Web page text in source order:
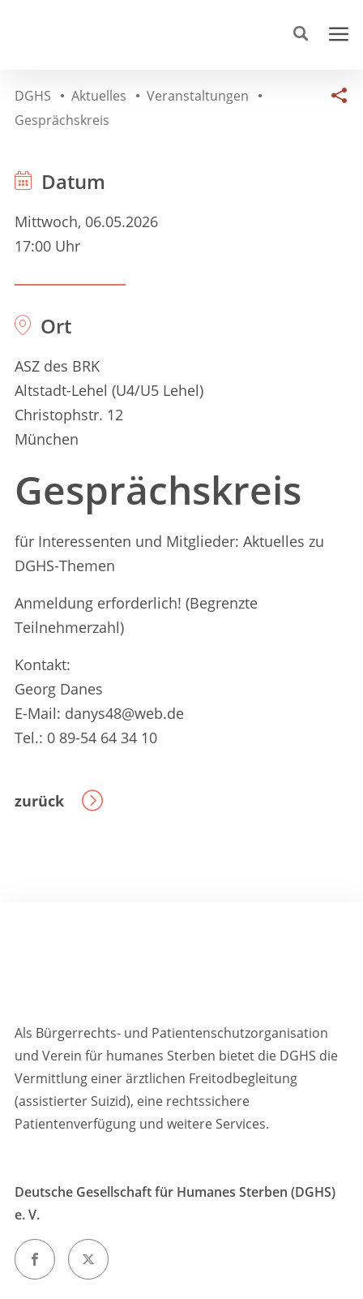
DGHS Aktuelles
Veranstaltungen
Gesprächskreis
Datum
Mittwoch, 06.05.2026
17:00 Uhr
Ort
ASZ des BRK
Altstadt-Lehel (U4/U5 Lehel)
Christophstr. 12
München
Gesprächskreis
für Interessenten und Mitglieder: Aktuelles zu
DGHS-Themen
Anmeldung erforderlich! (Begrenzte
Teilnehmerzahl)
Kontakt:
Georg Danes
E-Mail: danys48@web.de
Tel.: 0 89-54 64 34 10
zurück
Als Bürgerrechts- und Patientenschutzorganisation
und Verein für humanes Sterben bietet die DGHS die
Vermittlung einer ärztlichen Freitodbegleitung
(assistierter Suizid), eine rechtssichere
Patientenverfügung und weitere Services.
Deutsche Gesellschaft für Humanes Sterben (DGHS)
e. V.